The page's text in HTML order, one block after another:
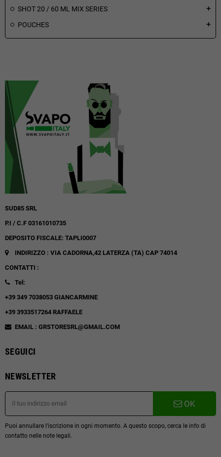
SHOT 20 / 60 ML MIX SERIES add
POUCHES add
SUD85 SRL
P.I / C.F 03161010735
DEPOSITO FISCALE: TAPLI0007
INDIRIZZO : VIA CADORNA,42 LATERZA (TA) CAP 74014
CONTATTI :
Tel:
+39 349 7038053 GIANCARMINE
+39 3933517264 RAFFAELE
EMAIL : GRSTORESRL@GMAIL.COM
SEGUICI
NEWSLETTER
OK
Puoi annullare l'iscrizione in ogni momento. A questo scopo, cerca le info di
contatto nelle note legali.